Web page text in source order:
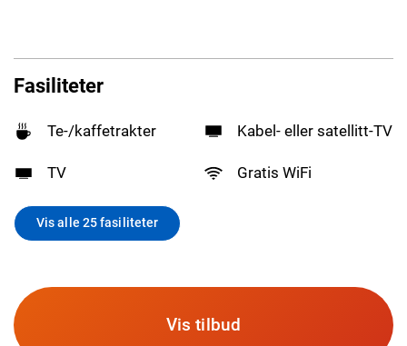
Fasiliteter
Te-/kaffetrakter Kabel- eller satellitt-TV
TV Gratis WiFi
Vis alle 25 fasiliteter
Vis tilbud